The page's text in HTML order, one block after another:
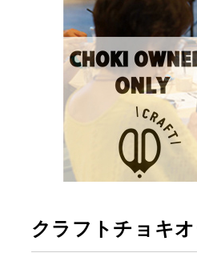
クラフトチョキ